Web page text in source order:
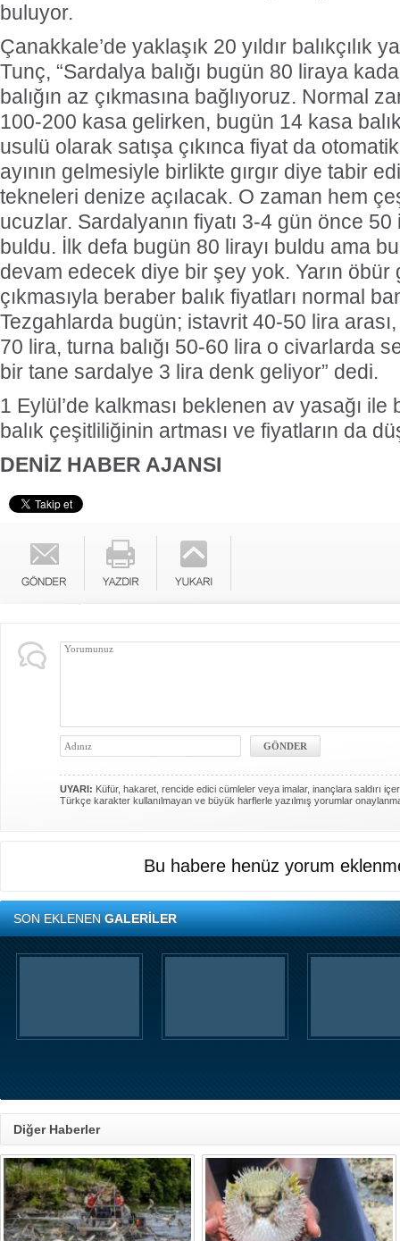
buluyor.
Çanakkale’de yaklaşık 20 yıldır balıkçılık
Tunç, “Sardalya balığı bugün 80 liraya
balığın az çıkmasına bağlıyoruz. Normal
100-200 kasa gelirken, bugün 14 kasa
usulü olarak satışa çıkınca fiyat da
ayının gelmesiyle birlikte gırgır diye tabir
tekneleri denize açılacak. O zaman hem
ucuzlar. Sardalyanın fiyatı 3-4 gün önce 50
buldu. İlk defa bugün 80 lirayı buldu ama
devam edecek diye bir şey yok. Yarın öbür
çıkmasıyla beraber balık fiyatları normal
Tezgahlarda bugün; istavrit 40-50 lira
70 lira, turna balığı 50-60 lira o civarlarda
bir tane sardalye 3 lira denk geliyor” dedi.
1 Eylül’de kalkması beklenen av yasağı
balık çeşitliliğinin artması ve fiyatların da
DENİZ HABER AJANSI
UYARI: Küfür, hakaret, rencide edici cümleler veya imalar, inançlara saldırı
Türkçe karakter kullanılmayan ve büyük harflerle yazılmış yorumlar
Bu habere henüz yorum
SON EKLENENGALERİLER
Diğer Haberler